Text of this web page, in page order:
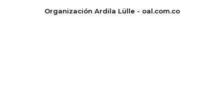
Organización Ardila Lülle - oal.com.co